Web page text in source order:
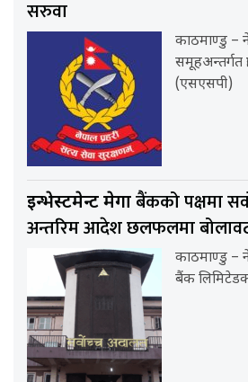
सरुवा
काठमाण्डु –
समूहअन्तर्गत
(एसएसपी)
इन्भेस्टमेन्ट मेगाबैंकको पक्षमा
अन्तरिम आदेश छलफलमा
काठमाण्डु –
बैंक